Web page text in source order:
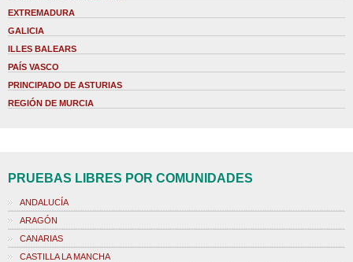
EXTREMADURA
GALICIA
ILLES BALEARS
PAÍS VASCO
PRINCIPADO DE ASTURIAS
REGIÓN DE MURCIA
PRUEBAS LIBRES POR COMUNIDADES
ANDALUCÍA
ARAGÓN
CANARIAS
CASTILLA LA MANCHA